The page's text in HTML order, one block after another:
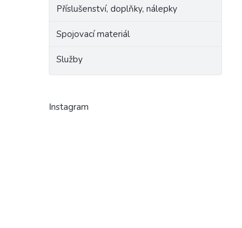
Příslušenství, doplňky, nálepky
Spojovací materiál
Služby
Instagram